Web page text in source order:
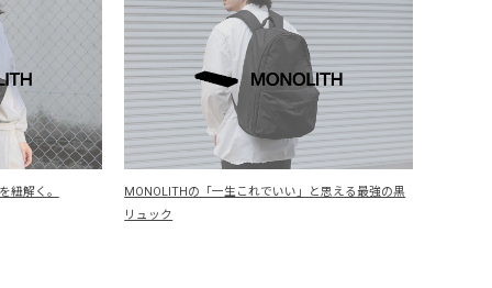
紐解く。
MONOLITHの「一生これでいい」と思える最強の黒
リュック